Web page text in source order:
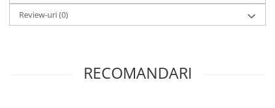
Review-uri(0)
RECOMANDARI